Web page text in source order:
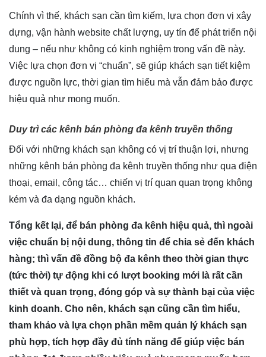
Chính vì thế, khách sạn cần tìm kiếm, lựa chọn đơn vị xây
dựng, vận hành website chất lượng, uy tín để phát triển nội
dung – nếu như không có kinh nghiệm trong vấn đề này.
Việc lựa chọn đơn vị “chuẩn”, sẽ giúp khách sạn tiết kiệm
được nguồn lực, thời gian tìm hiểu mà vẫn đảm bảo được
hiệu quả như mong muốn.
Duy trì các kênh bán phòng đa kênh truyền thống
Đối với những khách sạn không có vị trí thuận lợi, nhưng
những kênh bán phòng đa kênh truyền thống như qua điện
thoại, email, công tác… chiến vị trí quan quan trọng không
kém và đa dạng nguồn khách.
Tổng kết lại, để bán phòng đa kênh hiệu quả, thì ngoài
việc chuẩn bị nội dung, thông tin để chia sẻ đến khách
hàng; thì vấn đề đồng bộ đa kênh theo thời gian thực
(tức thời) tự động khi có lượt booking mới là rất cần
thiết và quan trọng, đóng góp và sự thành bại của việc
kinh doanh. Cho nên, khách sạn cũng cần tìm hiểu,
tham khảo và lựa chọn phần mềm quản lý khách sạn
phù hợp, tích hợp đầy đủ tính năng để giúp việc bán